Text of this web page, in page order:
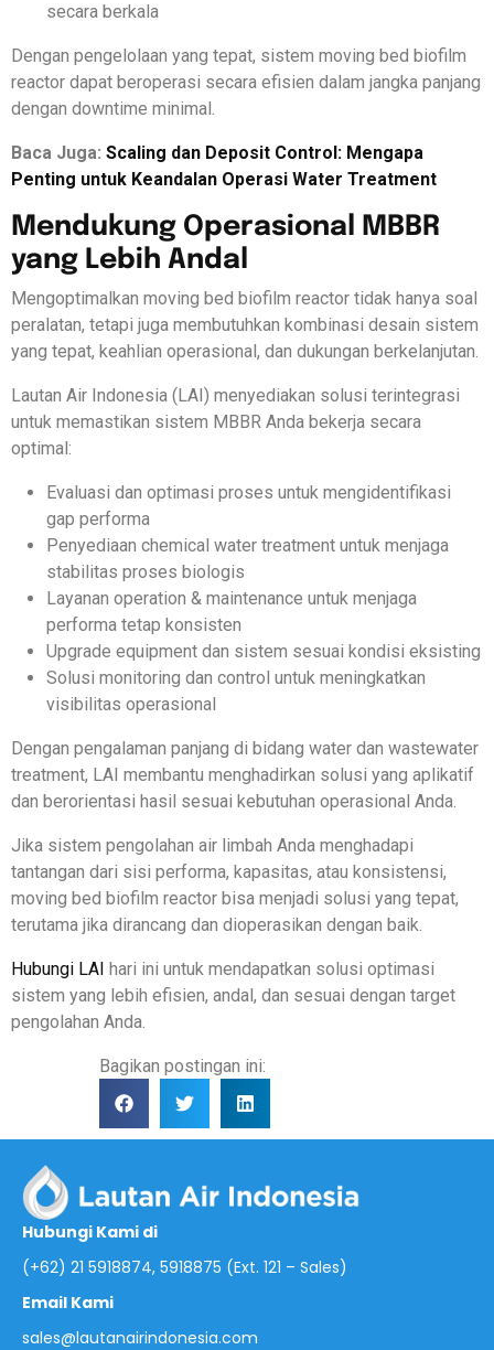
secara berkala
Dengan pengelolaan yang tepat, sistem moving bed biofilm
reactor dapat beroperasi secara efisien dalam jangka panjang
dengan downtime minimal.
Baca Juga: Scaling dan Deposit Control: Mengapa
Penting untuk Keandalan Operasi Water Treatment
Mendukung Operasional MBBR
yang Lebih Andal
Mengoptimalkan moving bed biofilm reactor tidak hanya soal
peralatan, tetapi juga membutuhkan kombinasi desain sistem
yang tepat, keahlian operasional, dan dukungan berkelanjutan.
Lautan Air Indonesia (LAI) menyediakan solusi terintegrasi
untuk memastikan sistem MBBR Anda bekerja secara
optimal:
Evaluasi dan optimasi proses untuk mengidentifikasi
gap performa
Penyediaan chemical water treatment untuk menjaga
stabilitas proses biologis
Layanan operation & maintenance untuk menjaga
performa tetap konsisten
Upgrade equipment dan sistem sesuai kondisi eksisting
Solusi monitoring dan control untuk meningkatkan
visibilitas operasional
Dengan pengalaman panjang di bidang water dan wastewater
treatment, LAI membantu menghadirkan solusi yang aplikatif
dan berorientasi hasil sesuai kebutuhan operasional Anda.
Jika sistem pengolahan air limbah Anda menghadapi
tantangan dari sisi performa, kapasitas, atau konsistensi,
moving bed biofilm reactor bisa menjadi solusi yang tepat,
terutama jika dirancang dan dioperasikan dengan baik.
Hubungi LAI hari ini untuk mendapatkan solusi optimasi
sistem yang lebih efisien, andal, dan sesuai dengan target
pengolahan Anda.
Bagikan postingan ini:
Hubungi Kami di
(+62) 21 5918874, 5918875 (Ext. 121 – Sales)
Email Kami
sales@lautanairindonesia.com